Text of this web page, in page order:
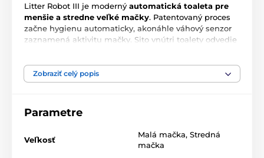
Litter Robot III je moderný automatická toaleta pre
menšie a stredne veľké mačky. Patentovaný proces
začne hygienu automaticky, akonáhle váhový senzor
zaznamená aktivitu mačky. Sito vnútri toalety odvedie
nehygienickým odpadom. Bez rozhádzaného
podstielky, zápachu a kontaminácia ušetrí Litter Robot
ovládanie aj ovládanie cez mobilnú aplikáciu zaistí, že
o čistotu vášho maznáčika bude postarané, aj keď sa
Zobraziť celý popis
Parametre
Veľkosť
Malá mačka, Stredná
mačka